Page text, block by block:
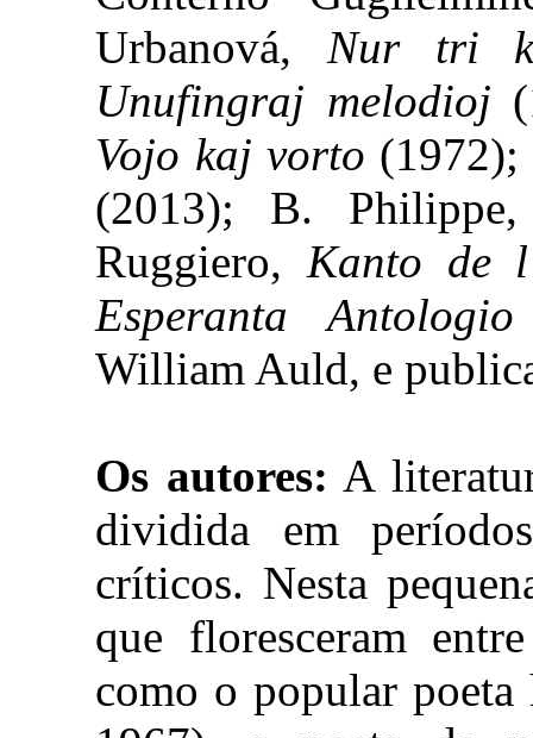
Urbanová,Nur tri
Unufingraj melodioj
Vojo kaj vorto (1972);
(2013); B.
Ruggiero, Kanto de
Esperanta
William Auld, e
Os autores: A
dividida em
críticos. Nesta
que floresceram
como o popular